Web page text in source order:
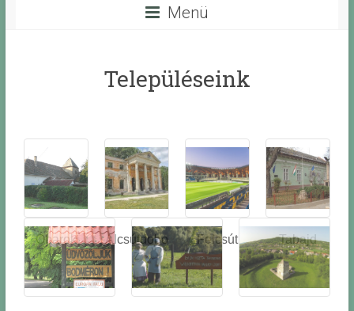
Menü
Településeink
Óbarok
Alcsútdobo
z
Felcsút Tabajd